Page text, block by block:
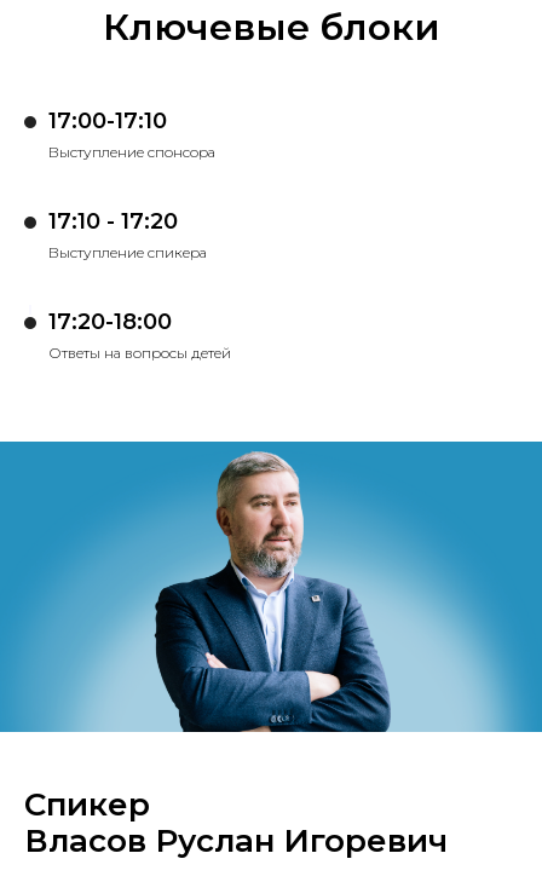
Ключевые блоки
17:00-17:10
Выступление спонсора
17:10 - 17:20
Выступление спикера
17:20-18:00
Ответы на вопросы детей
Спикер
Власов Руслан Игоревич